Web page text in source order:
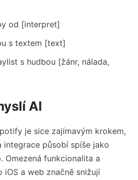
od [interpret]
s textem [text]
s hudbou [žánr, nálada,
AI
je sice zajímavým krokem,
integrace působí spíše jako
Omezená funkcionalita a
a web značně snižují